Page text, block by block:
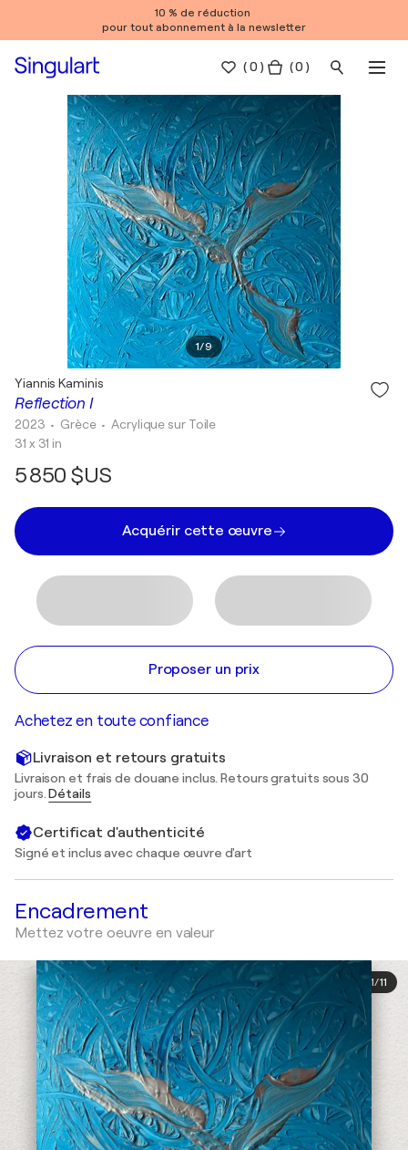
10 % de réduction
pour tout abonnement à la newsletter
(0 ) ( 0 )
1/9
Reflection I
Yiannis Kaminis
2023 • Grèce •Acrylique sur Toile
31 x 31 in
5 850 $US
Acquérir cette œuvre
Proposer un prix
Achetez en toute confiance
Livraison et retours gratuits
Livraison et frais de douane inclus. Retours gratuits sous 30
jours.Détails
Certificat d'authenticité
Signé et inclus avec chaque œuvre d'art
Encadrement
Mettez votre oeuvre en valeur
1/11